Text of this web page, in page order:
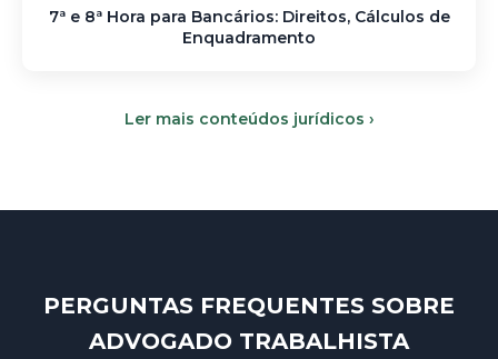
7ª e 8ª Hora para Bancários: Direitos, Cálculos de
Enquadramento
Ler mais conteúdos jurídicos ›
PERGUNTAS FREQUENTES SOBRE
ADVOGADO TRABALHISTA